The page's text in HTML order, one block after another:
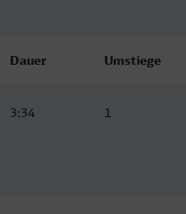
Dauer Umstiege
3:34 1